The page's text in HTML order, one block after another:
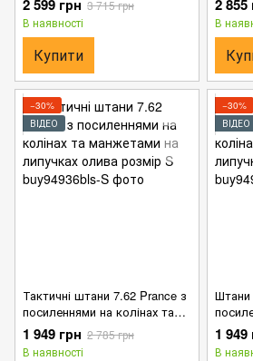
олива розмір S
2 599 грн 3 715 грн
В наявності
Купити
2 855
В
−30%
ВІДЕО
Тактичні штани 7.62 Prance з
посиленнями на колінах та
манжетами на липучках
олива розмір S
1 949 грн 2 785 грн
В наявності
−30%
ВІДЕО
Штани
1 949
В